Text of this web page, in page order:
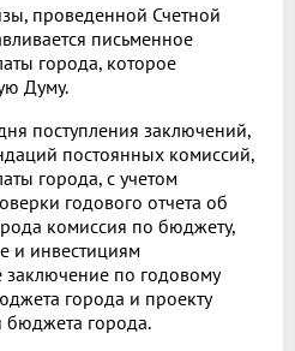
проведенной Счетной
письменное
города, которое
Думу.
поступления заключений,
постоянных комиссий,
города, с учетом
годового отчета об
комиссия по бюджету,
и инвестициям
заключение по годовому
города и проекту
города.